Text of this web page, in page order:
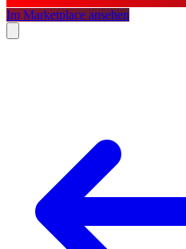
Im Marketplace ansehen